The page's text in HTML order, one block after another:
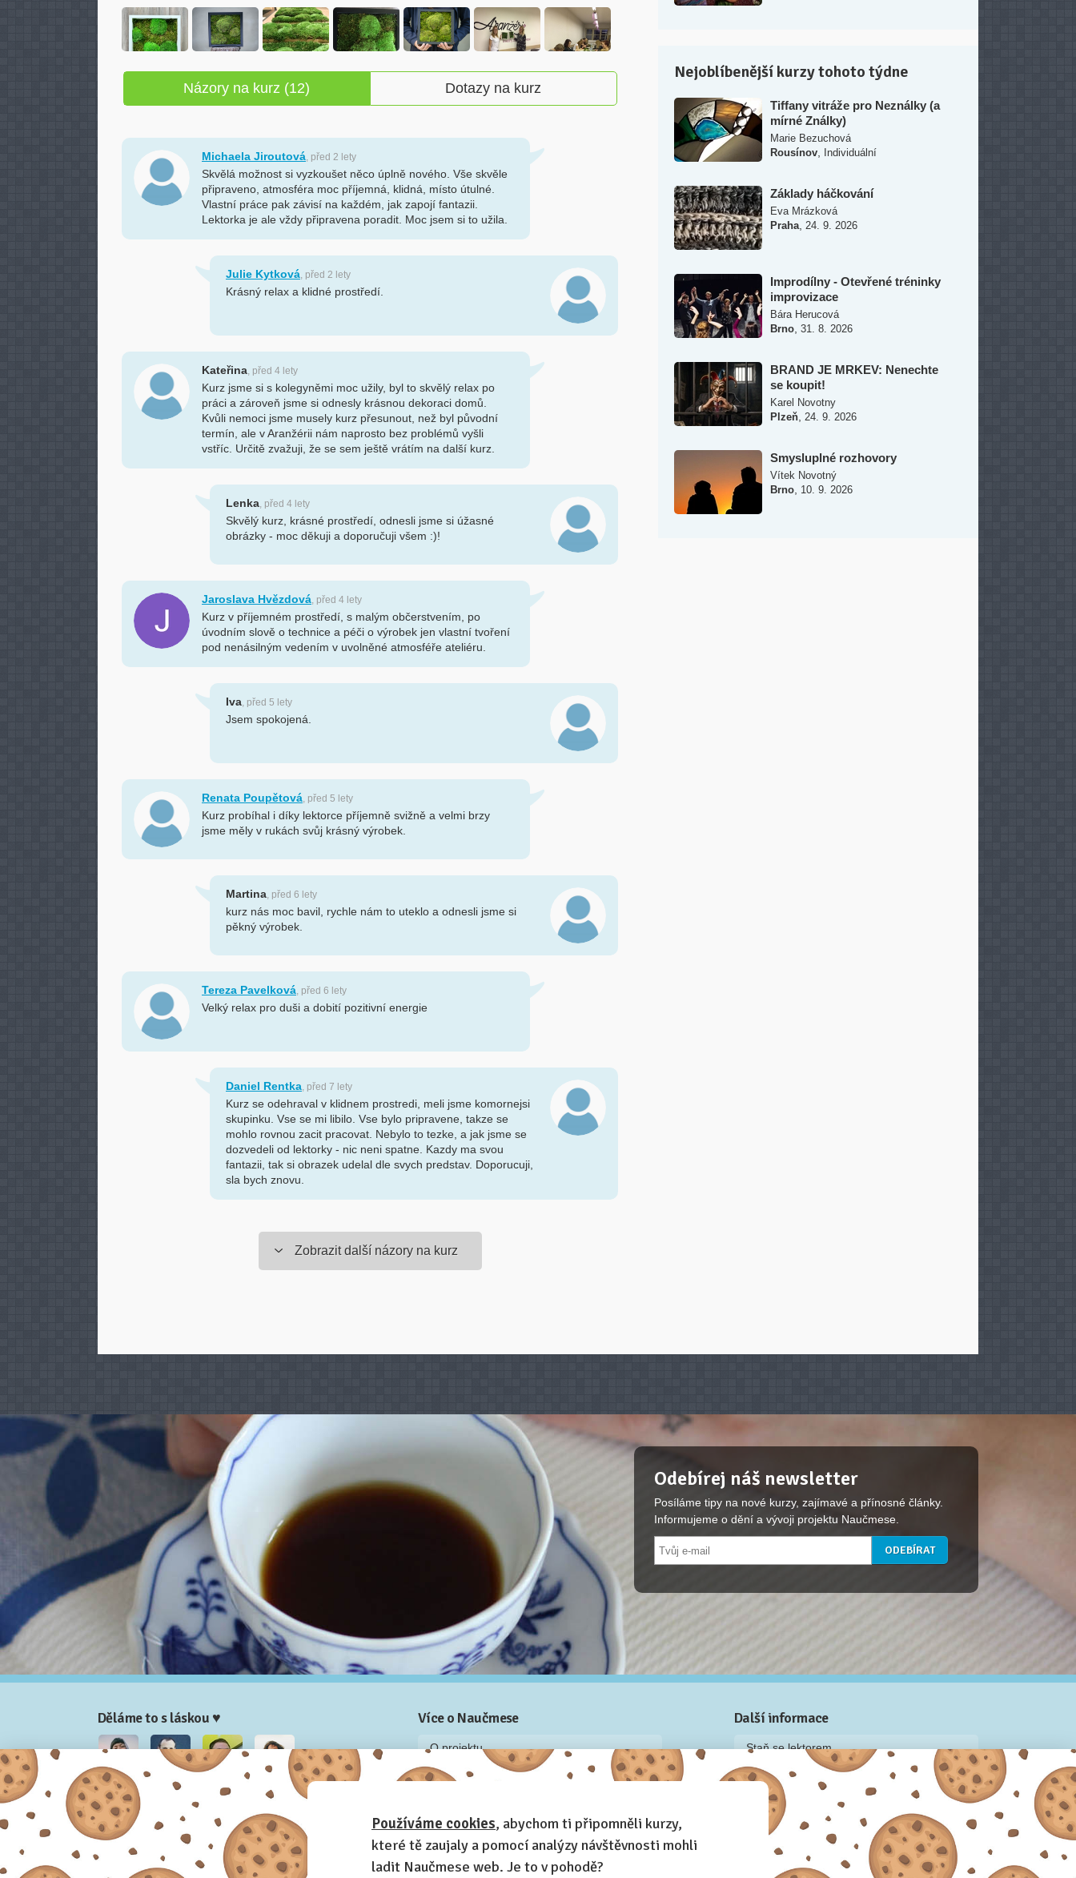
Názory na kurz (12) Dotazy na kurz
Michaela Jiroutová, před 2 lety
Skvělá možnost si vyzkoušet něco úplně nového. Vše skvěle
připraveno, atmosféra moc příjemná, klidná, místo útulné.
Vlastní práce pak závisí na každém, jak zapojí fantazii.
Lektorka je ale vždy připravena poradit. Moc jsem si to užila.
Julie Kytková, před 2 lety
Krásný relax a klidné prostředí.
Kateřina, před 4 lety
Kurz jsme si s kolegyněmi moc užily, byl to skvělý relax po
práci a zároveň jsme si odnesly krásnou dekoraci domů.
Kvůli nemoci jsme musely kurz přesunout, než byl původní
termín, ale v Aranžérii nám naprosto bez problémů vyšli
vstříc. Určitě zvažuji, že se sem ještě vrátím na další kurz.
Lenka, před 4 lety
Skvělý kurz, krásné prostředí, odnesli jsme si úžasné
obrázky - moc děkuji a doporučuji všem :)!
Jaroslava Hvězdová, před 4 lety
Kurz v příjemném prostředí, s malým občerstvením, po
úvodním slově o technice a péči o výrobek jen vlastní tvoření
pod nenásilným vedením v uvolněné atmosféře ateliéru.
Iva, před 5 lety
Jsem spokojená.
Renata Poupětová, před 5 lety
Kurz probíhal i díky lektorce příjemně svižně a velmi brzy
jsme měly v rukách svůj krásný výrobek.
Martina, před 6 lety
kurz nás moc bavil, rychle nám to uteklo a odnesli jsme si
pěkný výrobek.
Tereza Pavelková, před 6 lety
Velký relax pro duši a dobití pozitivní energie
Daniel Rentka, před 7 lety
Kurz se odehraval v klidnem prostredi, meli jsme komornejsi
skupinku. Vse se mi libilo. Vse bylo pripravene, takze se
mohlo rovnou zacit pracovat. Nebylo to tezke, a jak jsme se
dozvedeli od lektorky - nic neni spatne. Kazdy ma svou
fantazii, tak si obrazek udelal dle svych predstav. Doporucuji,
sla bych znovu.
Zobrazit další názory na kurz
Nejoblíbenější kurzy tohoto týdne
Tiffany vitráže pro Neználky (a
mírné Ználky)
Marie Bezuchová
Rousínov
Individuální
Základy háčkování
Eva Mrázková
Praha 24. 9. 2026
Improdílny - Otevřené tréninky
improvizace
Bára Herucová
Brno 31. 8. 2026
BRAND JE MRKEV: Nenechte
se koupit!
Karel Novotny
Plzeň 24. 9. 2026
Smysluplné rozhovory
Vítek Novotný
Brno 10. 9. 2026
Odebírej náš newsletter
Posíláme tipy na nové kurzy, zajímavé a přínosné články.
Informujeme o dění a vývoji projektu Naučmese.
Děláme to s láskou ♥
Nela Josef Honza
Více o Naučmese
O projektu
Blog: recenze z kurzů, rozhovory a články
Příběh Naučmese
Naučmese festivaly
Další informace
Staň se lektorem
Video: Jak připravit kurz na Naučmese
Často kladené dotazy
Dárkové poukazy
Podmínky užívání
Používáme cookies, abychom ti připomněli kurzy,
které tě zaujaly a pomocí analýzy návštěvnosti mohli
ladit Naučmese web. Je to v pohodě?